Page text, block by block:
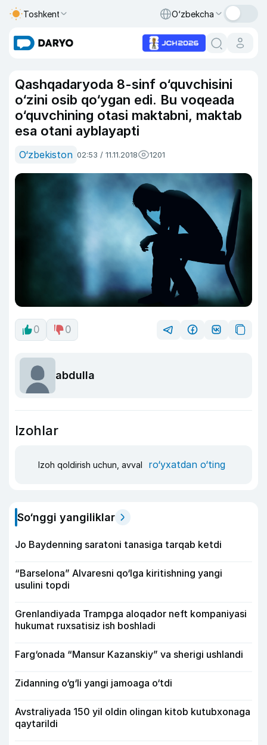
Toshkent O‘zbekcha
Qashqadaryoda 8-sinf o‘quvchisini
o‘zini osib qo‘ygan edi. Bu voqeada
o‘quvchining otasi maktabni, maktab
esa otani ayblayapti
O‘zbekiston 02:53 / 11.11.2018 1201
0 0
abdulla
Izohlar
Izoh qoldirish uchun, avval ro‘yxatdan o‘ting
So‘nggi yangiliklar
Jo Baydenning saratoni tanasiga tarqab ketdi
“Barselona” Alvaresni qo‘lga kiritishning yangi
usulini topdi
Grenlandiyada Trampga aloqador neft kompaniyasi
hukumat ruxsatisiz ish boshladi
Farg‘onada “Mansur Kazanskiy” va sherigi ushlandi
Zidanning o‘g‘li yangi jamoaga o‘tdi
Avstraliyada 150 yil oldin olingan kitob kutubxonaga
qaytarildi